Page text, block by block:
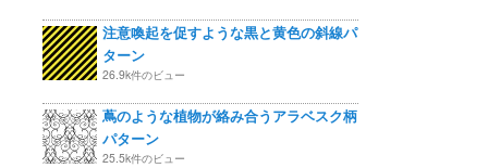
注意喚起を促すような黒と黄色の斜線パ
ターン
26.9k件のビュー
蔦のような植物が絡み合うアラベスク柄
パターン
25.5k件のビュー